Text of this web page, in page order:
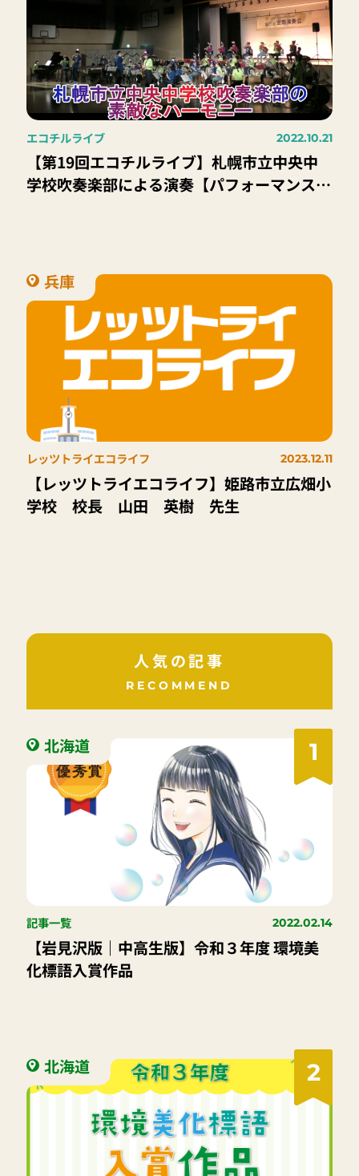
エコチルライブ 2022.10.21
【第19回エコチルライブ】札幌市立中央中
学校吹奏楽部による演奏【パフォーマンスコ
兵庫
レッツトライエコライフ 2023.12.11
【レッツトライエコライフ】姫路市立広畑小
学校 校長 山田 英樹 先生
人気の記事
RECOMMEND
1
北海道
記事一覧 2022.02.14
【岩見沢版｜中高生版】令和３年度 環境美
化標語入賞作品
2
北海道